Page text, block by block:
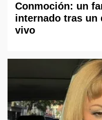
Conmoción: un
internado tras un
vivo